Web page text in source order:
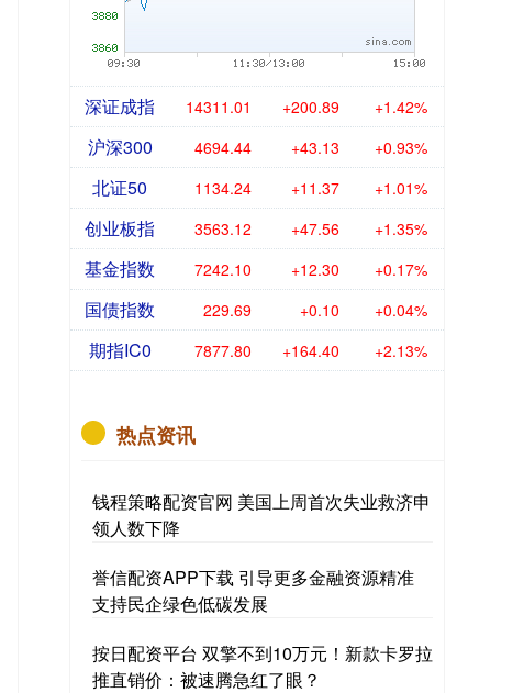
深证成指 14311.01 +200.89 +1.42%
沪深300 4694.44 +43.13 +0.93%
北证50 1134.24 +11.37 +1.01%
创业板指 3563.12 +47.56 +1.35%
基金指数 7242.10 +12.30 +0.17%
国债指数 229.69 +0.10 +0.04%
期指IC0 7877.80 +164.40 +2.13%
热点资讯
钱程策略配资官网 美国上周首次失业救济申
领人数下降
誉信配资APP下载 引导更多金融资源精准
支持民企绿色低碳发展
按日配资平台 双擎不到10万元！新款卡罗拉
推直销价：被速腾急红了眼？